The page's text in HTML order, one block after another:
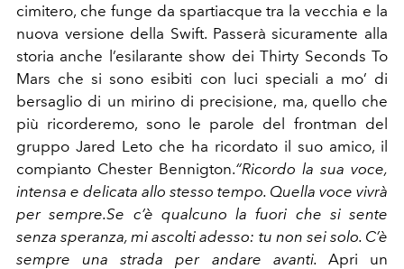
cimitero, che funge da spartiacque tra la vecchia e la
nuova versione della Swift. Passerà sicuramente alla
storia anche l’esilarante show dei Thirty Seconds To
Mars che si sono esibiti con luci speciali a mo’ di
bersaglio di un mirino di precisione, ma, quello che
più ricorderemo, sono le parole del frontman del
gruppo Jared Leto che ha ricordato il suo amico, il
compianto Chester Bennigton.“Ricordo la sua voce,
intensa e delicata allo stesso tempo. Quella voce vivrà
per sempre.Se c’è qualcuno la fuori che si sente
senza speranza, mi ascolti adesso: tu non sei solo. C’è
sempre una strada per andare avanti. Apri un